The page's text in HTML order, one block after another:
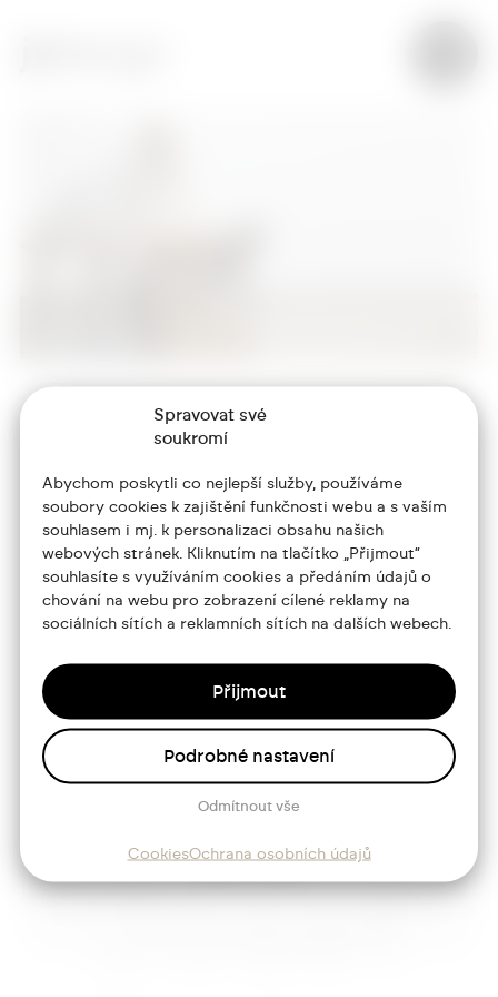
Spravovat své
soukromí
Abychom poskytli co nejlepší služby, používáme
soubory cookies k zajištění funkčnosti webu a s vaším
souhlasem i mj. k personalizaci obsahu našich
webových stránek. Kliknutím na tlačítko „Přijmout“
souhlasíte s využíváním cookies a předáním údajů o
chování na webu pro zobrazení cílené reklamy na
sociálních sítích a reklamních sítích na dalších webech.
Přijmout
Odmítnout vše
Podrobné nastavení
CookiesOchrana osobních údajů
Portfolio
O mně
Služby
Blog
Kontakt
+420 773 986 416
jtdesign@joseftrakal.cz
Sledujte mě
Josef